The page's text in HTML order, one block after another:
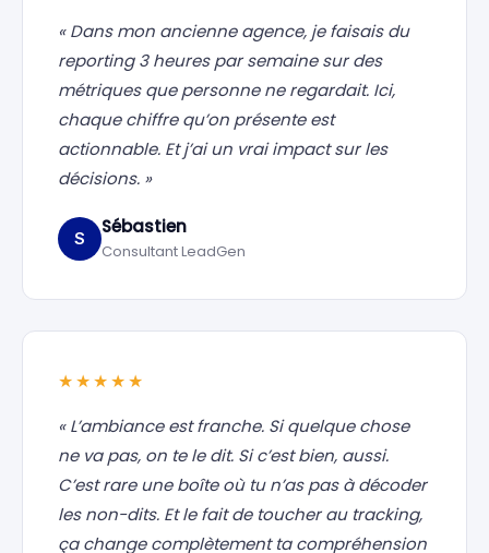
« Dans mon ancienne agence, je faisais du
reporting 3 heures par semaine sur des
métriques que personne ne regardait. Ici,
chaque chiffre qu’on présente est
actionnable. Et j’ai un vrai impact sur les
décisions. »
S
Sébastien
Consultant LeadGen
★★★★★
« L’ambiance est franche. Si quelque chose
ne va pas, on te le dit. Si c’est bien, aussi.
C’est rare une boîte où tu n’as pas à décoder
les non-dits. Et le fait de toucher au tracking,
ça change complètement ta compréhension